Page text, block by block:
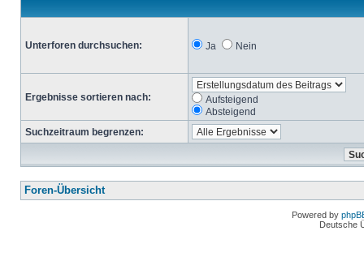
Unterforen durchsuchen: Ja Nein
Ergebnisse sortieren nach:
Aufsteigend
Absteigend
Suchzeitraum begrenzen:
Foren-Übersicht
Powered by
Deutsche